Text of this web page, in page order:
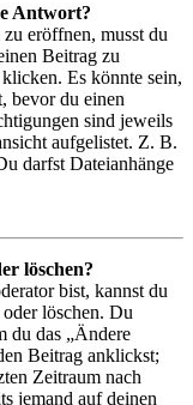
Antwort?
eröffnen, musst du
Beitrag zu
Es könnte sein,
bevor du einen
sind jeweils
aufgelistet. Z. B.
darfst Dateianhänge
löschen?
bist, kannst du
löschen. Du
du das „Ändere
Beitrag anklickst;
Zeitraum nach
jemand auf deinen